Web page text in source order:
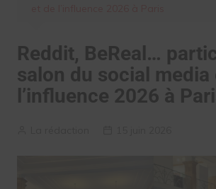
Reddit, BeReal…
salon du social media
l’influence 2026 à